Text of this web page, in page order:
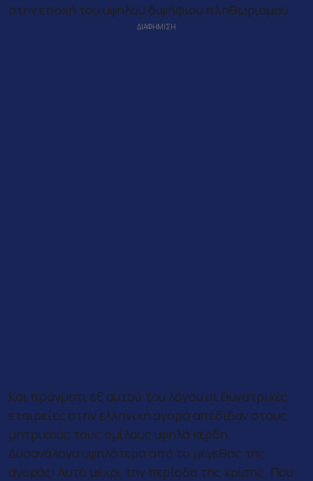
στην εποχή του υψηλού διψήφιου πληθωρισμού.
Και πράγματι εξ αυτού του λόγου οι θυγατρικές
εταιρείες στην ελληνική αγορά απέδιδαν στους
μητρικούς τους ομίλους υψηλά κέρδη.
Δυσανάλογα υψηλότερα από το μέγεθος της
αγοράς! Αυτό μέχρι την περίοδο της κρίσης. Που